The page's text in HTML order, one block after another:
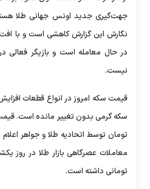
جهت‌گیری جدید اونس جهانی طلا
در حال معامله است و بازیگر فعالی
نیست.
قیمت سکه امروز در انواع قطعات
تومان توسط اتحادیه طلا و جواهر
تومانی داشته است.